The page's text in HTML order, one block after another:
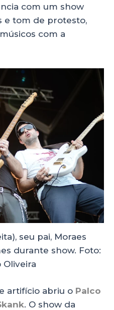
com um show
e tom de protesto,
com a
seu pai, Moraes
durante show. Foto:
Oliveira
artifício abriu o Palco
. O show da